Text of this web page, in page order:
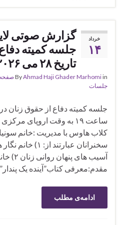
خرداد
۱۴
گزارش صوتی
جلسه کمیته
تاریخ ۲۸ می ۲۰۲۶
ByAhmad Haji Ghader Marhomiin
جلسات
ساعت ۱۹ به وقت اروپای
کلاب هاوس با مدیریت :خانم
سخنرانان
آسیب های
مقدم:معرفی کتاب”آینده یک
ادامه‌ی مطلب